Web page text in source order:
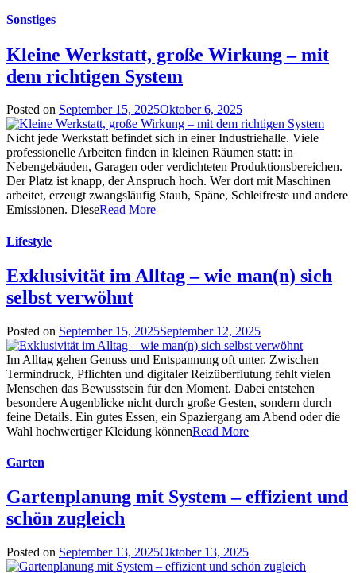
Sonstiges
Kleine Werkstatt, große Wirkung – mit
dem richtigen System
Posted on September 15, 2025Oktober 6, 2025
Nicht jede Werkstatt befindet sich in einer Industriehalle. Viele
professionelle Arbeiten finden in kleinen Räumen statt: in
Nebengebäuden, Garagen oder verdichteten Produktionsbereichen.
Der Platz ist knapp, der Anspruch hoch. Wer dort mit Maschinen
arbeitet, erzeugt zwangsläufig Staub, Späne, Schleifreste und andere
Emissionen. DieseRead More
Lifestyle
Exklusivität im Alltag – wie man(n) sich
selbst verwöhnt
Posted on September 15, 2025September 12, 2025
Im Alltag gehen Genuss und Entspannung oft unter. Zwischen
Termindruck, Pflichten und digitaler Reizüberflutung fehlt vielen
Menschen das Bewusstsein für den Moment. Dabei entstehen
besondere Augenblicke nicht durch große Gesten, sondern durch
feine Details. Ein gutes Essen, ein Spaziergang am Abend oder die
Wahl hochwertiger Kleidung könnenRead More
Garten
Gartenplanung mit System – effizient und
schön zugleich
Posted on September 13, 2025Oktober 13, 2025